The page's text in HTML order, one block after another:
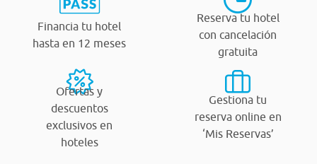
Financia tu hotel
hasta en 12 meses
Reserva tu hotel
con cancelación
gratuita
Ofertas y
descuentos
exclusivos en
hoteles
Gestiona tu
reserva online en
‘Mis Reservas’